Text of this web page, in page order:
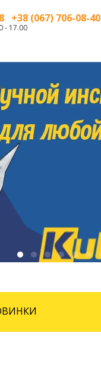
+38 (067) 706-08-40
- 17.00